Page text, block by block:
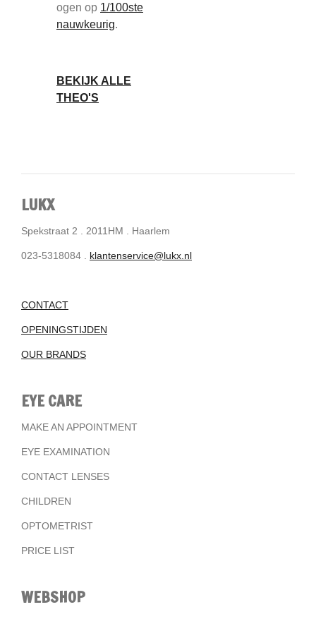
ogen op 1/100ste
nauwkeurig.
BEKIJK ALLE
THEO'S
LUKX
Spekstraat 2 . 2011HM . Haarlem
023-5318084 . klantenservice@lukx.nl
CONTACT
OPENINGSTIJDEN
OUR BRANDS
EYE CARE
MAKE AN APPOINTMENT
EYE EXAMINATION
CONTACT LENSES
CHILDREN
OPTOMETRIST
PRICE LIST
WEBSHOP